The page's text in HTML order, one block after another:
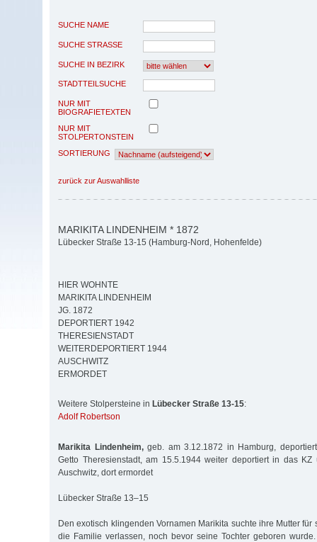
SUCHE NAME
SUCHE STRASSE
SUCHE IN BEZIRK
STADTTEILSUCHE
NUR MIT
BIOGRAFIETEXTEN
NUR MIT
STOLPERTONSTEIN
SORTIERUNG
zurück zur Auswahlliste
MARIKITA LINDENHEIM * 1872
Lübecker Straße 13-15 (Hamburg-Nord, Hohenfelde)
HIER WOHNTE
MARIKITA LINDENHEIM
JG. 1872
DEPORTIERT 1942
THERESIENSTADT
WEITERDEPORTIERT 1944
AUSCHWITZ
ERMORDET
Weitere Stolpersteine in Lübecker Straße 13-15:
Adolf Robertson
Marikita Lindenheim,geb. am 3.12.1872 in Hamburg,
Getto Theresienstadt, am 15.5.1944 weiter deportiert in das KZ
Auschwitz, dort ermordet
Lübecker Straße 13–15
Den exotisch klingenden Vornamen Marikita suchte ihre Mutter für
die Familie verlassen, noch bevor seine Tochter geboren